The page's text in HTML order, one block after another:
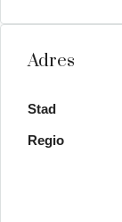
Adres
Stad
Regio